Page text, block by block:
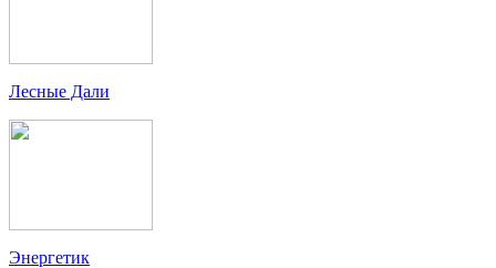
Лесные Дали
Энергетик